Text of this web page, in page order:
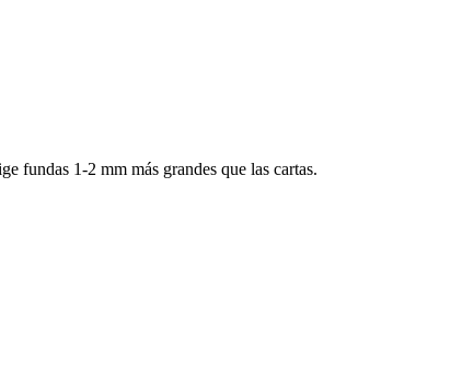
fundas 1-2 mm más grandes que las cartas.